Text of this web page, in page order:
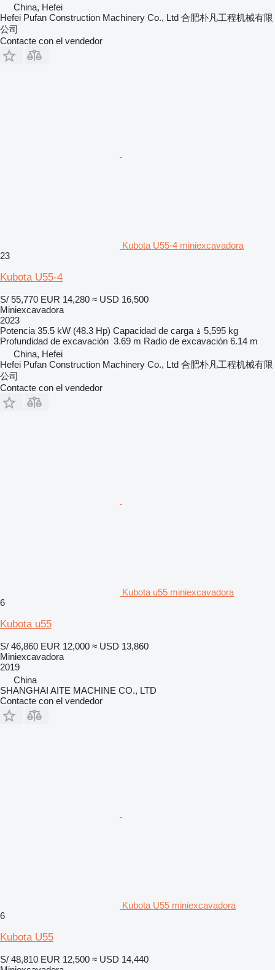
China, Hefei
Hefei Pufan Construction Machinery Co., Ltd 合肥朴凡工程机械有限
公司
Contacte con el vendedor
Kubota U55-4 miniexcavadora
23
Kubota U55-4
S/ 55,770 EUR 14,280 ≈ USD 16,500
Miniexcavadora
2023
Potencia 35.5 kW (48.3 Hp) Capacidad de carga
5,595 kg
Profundidad de excavación 3.69 m Radio de excavación 6.14 m
China, Hefei
Hefei Pufan Construction Machinery Co., Ltd 合肥朴凡工程机械有限
公司
Contacte con el vendedor
Kubota u55 miniexcavadora
6
Kubota u55
S/ 46,860 EUR 12,000 ≈ USD 13,860
Miniexcavadora
2019
China
SHANGHAI AITE MACHINE CO., LTD
Contacte con el vendedor
Kubota U55 miniexcavadora
6
Kubota U55
S/ 48,810 EUR 12,500 ≈ USD 14,440